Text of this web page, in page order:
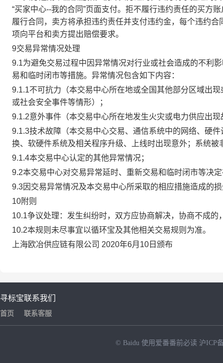
“买家中心--我的合同”页面支付。拒不履行违约责任的买方
履行合同，卖方将承担违约责任并支付违约金，每个违约
项向平台和卖方提出赔偿要求。
9交易异常情况处理
9.1为避免交易过程中因异常情况对行业或社会造成的不利
易和临时闭市等措施。异常情况包含如下内容：
9.1.1不可抗力（本交易中心所在地或全国其他部分区域出
或社会安全事件等情形）；
9.1.2意外事件（本交易中心所在地发生火灾或电力供应出
9.1.3技术故障（本交易中心交易、通信系统中的网络、硬
换、软硬件系统及相关程序升级、上线时出现意外；系统
9.1.4本交易中心认定的其他异常情况；
9.2本交易中心对交易异常延时、重新交易和临时闭市等决
9.3因交易异常情况及本交易中心所采取的相应措施造成的
10附则
10.1争议处理：发生纠纷时，双方应协商解决，协商不成
10.2本规则未尽事宜以循环宝及其他相关交易规则为准。
上海欧冶供应链有限公司 2020年6月10日颁布
寻标宝
首页
联系我们
联系客服
© Baidu 使用爱番番前必读 沪ICP